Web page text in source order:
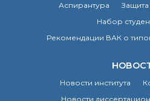
Аспирантура
Набор
Рекомендации ВАК о
Новости института
Новости